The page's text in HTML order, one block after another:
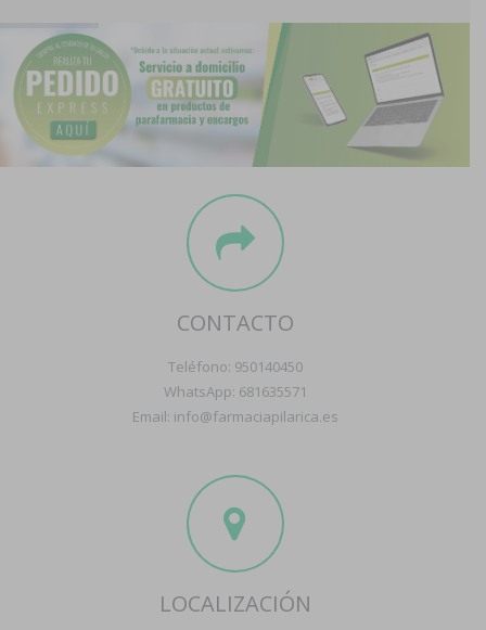
Pedidos express
Blog
Contacto
Boletín
CONTACTO
Teléfono: 950140450
WhatsApp: 681635571
Email: info@farmaciapilarica.es
LOCALIZACIÓN